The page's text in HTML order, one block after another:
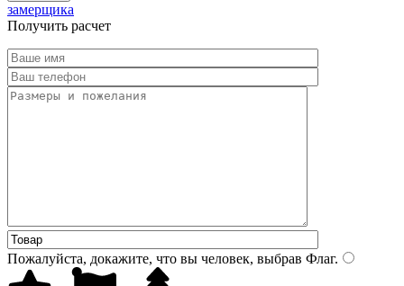
замерщика
Получить расчет
Пожалуйста, докажите, что вы человек, выбрав Флаг.